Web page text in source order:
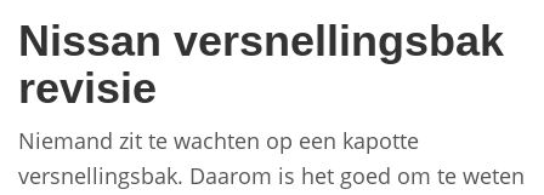
Nissan versnellingsbak
revisie
Niemand zit te wachten op een kapotte
versnellingsbak. Daarom is het goed om te weten